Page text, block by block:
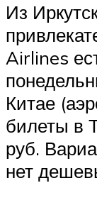
Из
Airlines
Китае
билеты в
руб.
нет